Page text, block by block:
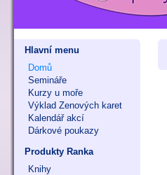
Hlavní menu
Domů
Semináře
Kurzy u moře
Výklad Zenových karet
Kalendář akcí
Dárkové poukazy
Produkty Ranka
Knihy